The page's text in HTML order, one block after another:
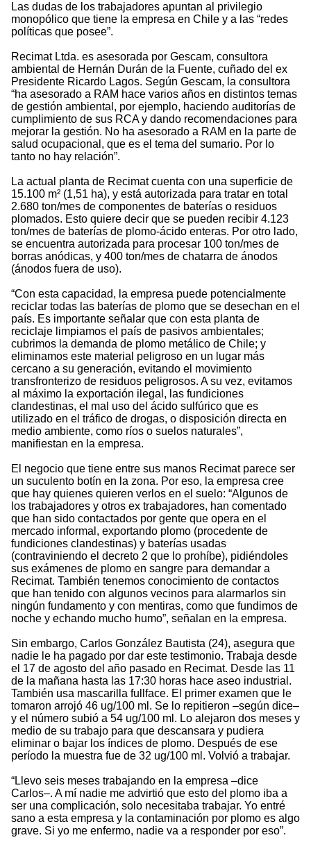
Las dudas de los trabajadores apuntan al privilegio
monopólico que tiene la empresa en Chile y a las “redes
políticas que posee”.
Recimat Ltda. es asesorada por Gescam, consultora
ambiental de Hernán Durán de la Fuente, cuñado del ex
Presidente Ricardo Lagos. Según Gescam, la consultora
“ha asesorado a RAM hace varios años en distintos temas
de gestión ambiental, por ejemplo, haciendo auditorías de
cumplimiento de sus RCA y dando recomendaciones para
mejorar la gestión. No ha asesorado a RAM en la parte de
salud ocupacional, que es el tema del sumario. Por lo
tanto no hay relación”.
La actual planta de Recimat cuenta con una superficie de
15.100 m² (1,51 ha), y está autorizada para tratar en total
2.680 ton/mes de componentes de baterías o residuos
plomados. Esto quiere decir que se pueden recibir 4.123
ton/mes de baterías de plomo-ácido enteras. Por otro lado,
se encuentra autorizada para procesar 100 ton/mes de
borras anódicas, y 400 ton/mes de chatarra de ánodos
(ánodos fuera de uso).
“Con esta capacidad, la empresa puede potencialmente
reciclar todas las baterías de plomo que se desechan en el
país. Es importante señalar que con esta planta de
reciclaje limpiamos el país de pasivos ambientales;
cubrimos la demanda de plomo metálico de Chile; y
eliminamos este material peligroso en un lugar más
cercano a su generación, evitando el movimiento
transfronterizo de residuos peligrosos. A su vez, evitamos
al máximo la exportación ilegal, las fundiciones
clandestinas, el mal uso del ácido sulfúrico que es
utilizado en el tráfico de drogas, o disposición directa en
medio ambiente, como ríos o suelos naturales”,
manifiestan en la empresa.
El negocio que tiene entre sus manos Recimat parece ser
un suculento botín en la zona. Por eso, la empresa cree
que hay quienes quieren verlos en el suelo: “Algunos de
los trabajadores y otros ex trabajadores, han comentado
que han sido contactados por gente que opera en el
mercado informal, exportando plomo (procedente de
fundiciones clandestinas) y baterías usadas
(contraviniendo el decreto 2 que lo prohíbe), pidiéndoles
sus exámenes de plomo en sangre para demandar a
Recimat. También tenemos conocimiento de contactos
que han tenido con algunos vecinos para alarmarlos sin
ningún fundamento y con mentiras, como que fundimos de
noche y echando mucho humo”, señalan en la empresa.
Sin embargo, Carlos González Bautista (24), asegura que
nadie le ha pagado por dar este testimonio. Trabaja desde
el 17 de agosto del año pasado en Recimat. Desde las 11
de la mañana hasta las 17:30 horas hace aseo industrial.
También usa mascarilla fullface. El primer examen que le
tomaron arrojó 46 ug/100 ml. Se lo repitieron –según dice–
y el número subió a 54 ug/100 ml. Lo alejaron dos meses y
medio de su trabajo para que descansara y pudiera
eliminar o bajar los índices de plomo. Después de ese
período la muestra fue de 32 ug/100 ml. Volvió a trabajar.
“Llevo seis meses trabajando en la empresa –dice
Carlos–. A mí nadie me advirtió que esto del plomo iba a
ser una complicación, solo necesitaba trabajar. Yo entré
sano a esta empresa y la contaminación por plomo es algo
grave. Si yo me enfermo, nadie va a responder por eso”.